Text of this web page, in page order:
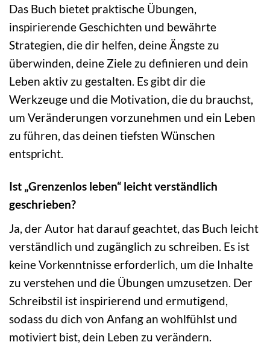
Das Buch bietet praktische Übungen,
inspirierende Geschichten und bewährte
Strategien, die dir helfen, deine Ängste zu
überwinden, deine Ziele zu definieren und dein
Leben aktiv zu gestalten. Es gibt dir die
Werkzeuge und die Motivation, die du brauchst,
um Veränderungen vorzunehmen und ein Leben
zu führen, das deinen tiefsten Wünschen
entspricht.
Ist „Grenzenlos leben“ leicht verständlich
geschrieben?
Ja, der Autor hat darauf geachtet, das Buch leicht
verständlich und zugänglich zu schreiben. Es ist
keine Vorkenntnisse erforderlich, um die Inhalte
zu verstehen und die Übungen umzusetzen. Der
Schreibstil ist inspirierend und ermutigend,
sodass du dich von Anfang an wohlfühlst und
motiviert bist, dein Leben zu verändern.